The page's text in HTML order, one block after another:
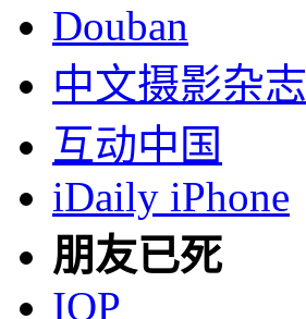
Douban
中文摄影杂志
互动中国
iDaily iPhone
朋友已死
IOP